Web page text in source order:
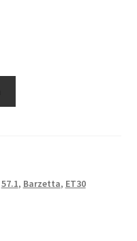
57.1, Barzetta, ET30